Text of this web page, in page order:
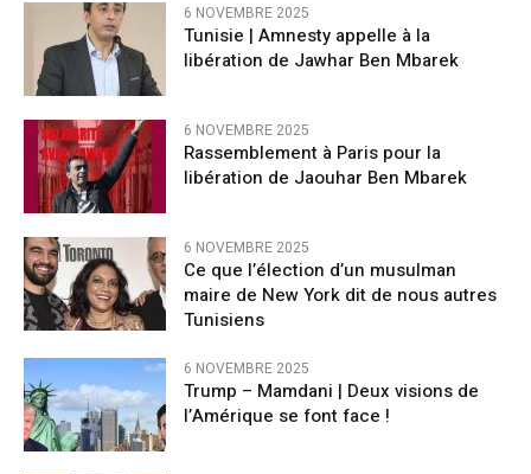
6 NOVEMBRE 2025
Tunisie | Amnesty appelle à la
libération de Jawhar Ben Mbarek
6 NOVEMBRE 2025
Rassemblement à Paris pour la
libération de Jaouhar Ben Mbarek
6 NOVEMBRE 2025
Ce que l’élection d’un musulman
maire de New York dit de nous autres
Tunisiens
6 NOVEMBRE 2025
Trump – Mamdani | Deux visions de
l’Amérique se font face !